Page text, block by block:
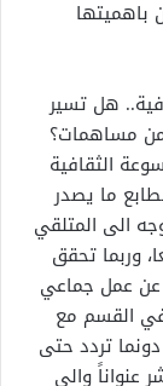
باهميتها
هل تسير
مساهمات؟
الثقافية
لطابع ما يصدر
الى المتلقي
وربما تحقق
عن عمل جماعي
القسم مع
تردد حتى
الى اربعة عشر عنواناً والى